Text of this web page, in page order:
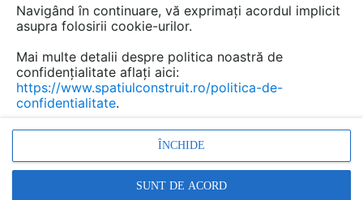
Navigând în continuare, vă exprimați acordul implicit
asupra folosirii cookie-urilor.
Mai multe detalii despre politica noastră de
confidențialitate aflați aici:
https://www.spatiulconstruit.ro/politica-de-
confidentialitate.
ÎNCHIDE
SUNT DE ACORD